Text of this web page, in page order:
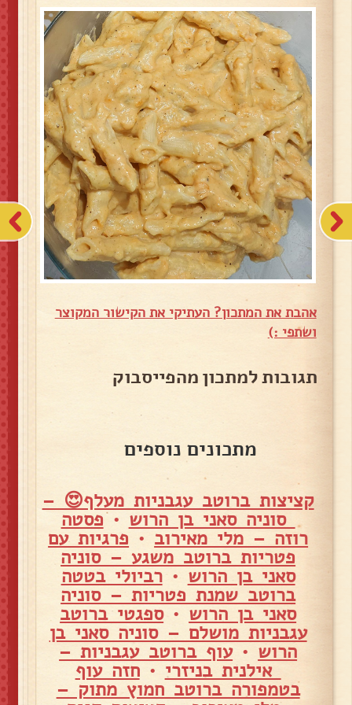
אהבת את המתכון? העתיקי את הקישור המקוצר
ושתפי :)
תגובות למתכון מהפייסבוק
מתכונים נוספים
קציצות ברוטב עגבניות מעלף😍 –
סוניה סאני בן הרוש •פסטה
רוזה – מלי מאירוב • פרגיות עם
פטריות ברוטב משגע – סוניה
סאני בן הרוש •רביולי בטטה
ברוטב שמנת פטריות – סוניה
סאני בן הרוש •ספגטי ברוטב
עגבניות מושלם – סוניה סאני בן
הרוש •עוף ברוטב עגבניות –
אילנית בניזרי •חזה עוף
בטמפורה ברוטב חמוץ מתוק –